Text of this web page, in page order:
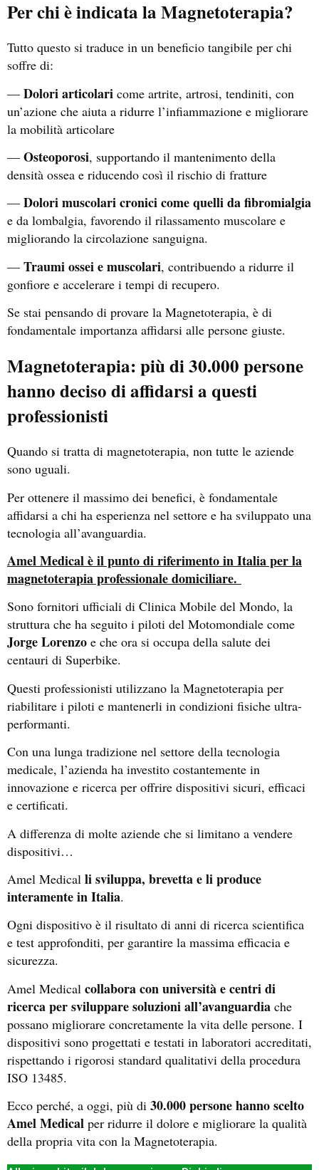
Per chi è indicata la Magnetoterapia?
Tutto questo si traduce in un beneficio tangibile per chi
soffre di:
— Dolori articolari come artrite, artrosi, tendiniti, con
un’azione che aiuta a ridurre l’infiammazione e migliorare
la mobilità articolare
— Osteoporosi, supportando il mantenimento della
densità ossea e riducendo così il rischio di fratture
— Dolori muscolari cronici come quelli da fibromialgia
e da lombalgia, favorendo il rilassamento muscolare e
migliorando la circolazione sanguigna.
— Traumi ossei e muscolari, contribuendo a ridurre il
gonfiore e accelerare i tempi di recupero.
Se stai pensando di provare la Magnetoterapia, è di
fondamentale importanza affidarsi alle persone giuste.
Magnetoterapia: più di 30.000 persone
hanno deciso di affidarsi a questi
professionisti
Quando si tratta di magnetoterapia, non tutte le aziende
sono uguali.
Per ottenere il massimo dei benefici, è fondamentale
affidarsi a chi ha esperienza nel settore e ha sviluppato una
tecnologia all’avanguardia.
Amel Medical è il punto di riferimento in Italia per la
magnetoterapia professionale domiciliare.
Sono fornitori ufficiali di Clinica Mobile del Mondo, la
struttura che ha seguito i piloti del Motomondiale come
Jorge Lorenzo e che ora si occupa della salute dei
centauri di Superbike.
Questi professionisti utilizzano la Magnetoterapia per
riabilitare i piloti e mantenerli in condizioni fisiche ultra-
performanti.
Con una lunga tradizione nel settore della tecnologia
medicale, l’azienda ha investito costantemente in
innovazione e ricerca per offrire dispositivi sicuri, efficaci
e certificati.
A differenza di molte aziende che si limitano a vendere
dispositivi…
Amel Medical li sviluppa, brevetta e li produce
interamente in Italia.
Ogni dispositivo è il risultato di anni di ricerca scientifica
e test approfonditi, per garantire la massima efficacia e
sicurezza.
Amel Medical collabora con università e centri di
ricerca per sviluppare soluzioni all’avanguardia che
possano migliorare concretamente la vita delle persone. I
dispositivi sono progettati e testati in laboratori accreditati,
rispettando i rigorosi standard qualitativi della procedura
ISO 13485.
Ecco perché, a oggi, più di 30.000 persone hanno scelto
Amel Medical per ridurre il dolore e migliorare la qualità
della propria vita con la Magnetoterapia.